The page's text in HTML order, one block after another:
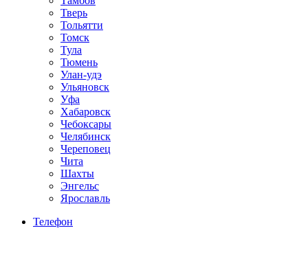
Тверь
Тольятти
Томск
Тула
Тюмень
Улан-удэ
Ульяновск
Уфа
Хабаровск
Чебоксары
Челябинск
Череповец
Чита
Шахты
Энгельс
Ярославль
Телефон